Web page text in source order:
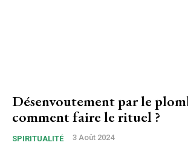
Désenvoutement par le
comment faire le rituel ?
SPIRITUALITÉ 3 Août 2024